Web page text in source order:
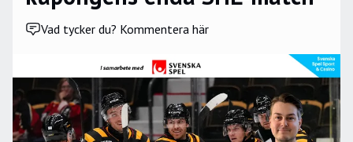
Vad tycker du? Kommentera här